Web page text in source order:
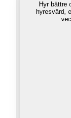
Hyr bättre
hyresvärd,